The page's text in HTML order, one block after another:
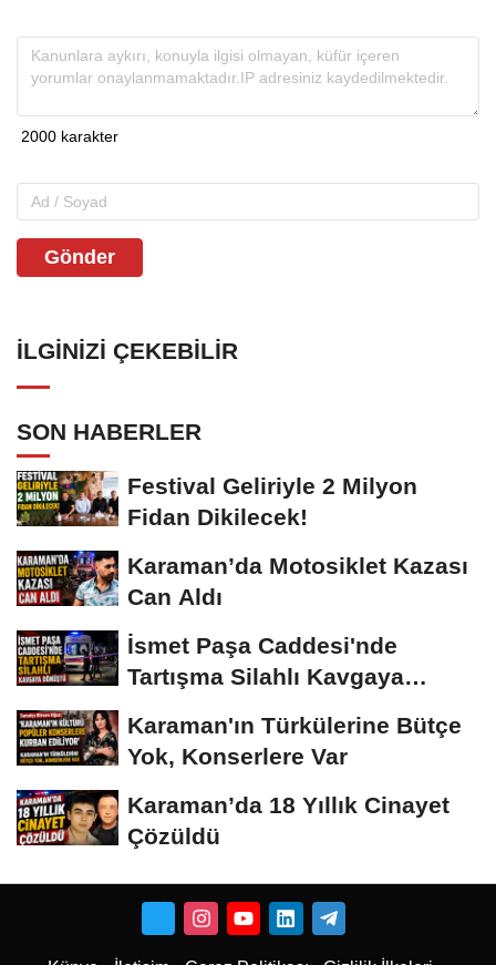
Gönder
İLGINIZI ÇEKEBILIR
SON HABERLER
Festival Geliriyle 2 Milyon
Fidan Dikilecek!
Karaman’da Motosiklet Kazası
Can Aldı
İsmet Paşa Caddesi'nde
Tartışma Silahlı Kavgaya
Karaman'ın Türkülerine Bütçe
Yok, Konserlere Var
Karaman’da 18 Yıllık Cinayet
Çözüldü